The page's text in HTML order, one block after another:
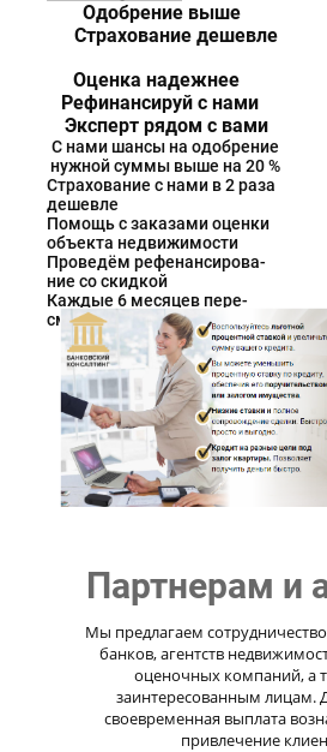
Одобрение выше
Страхование дешевле
Оценка надежнее
Рефинансируй с нами
Эксперт рядом с вами
С нами шансы на одобрение
нужной суммы выше на 20 %
Страхование с нами в 2 раза
дешевле
Помощь с заказами оценки
объекта недвижимости
Проведём рефенансирова-
ние со скидкой
Каждые 6 месяцев пере-
сматриваем график
Партнерам и
Мы предлагаем
банков, агентств
оценочных компаний, а
заинтересованным лицам.
своевременная выплата
привлечение